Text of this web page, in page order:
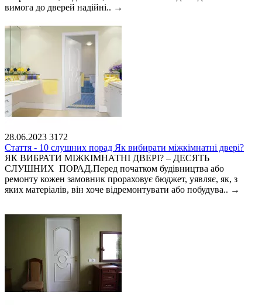
вимога до дверей надійні.. →
28.06.2023 3172
Стаття - 10 слушних порад Як вибирати міжкімнатні двері?
ЯК ВИБРАТИ МІЖКІМНАТНІ ДВЕРІ? – ДЕСЯТЬ
СЛУШНИХ ПОРАД.Перед початком будівництва або
ремонту кожен замовник прораховує бюджет, уявляє, як, з
яких матеріалів, він хоче відремонтувати або побудува.. →